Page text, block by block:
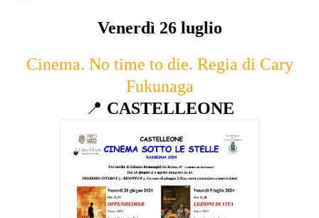
Venerdì 26 luglio
Cinema. No time to die. Regia di Cary
Fukunaga
📍 CASTELLEONE